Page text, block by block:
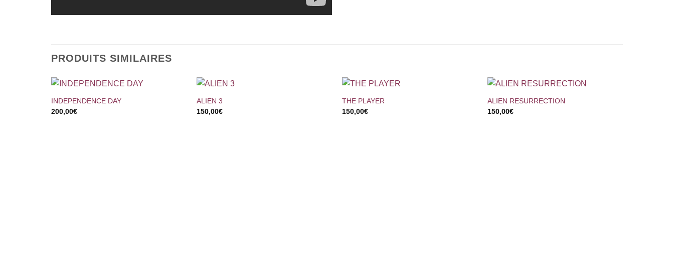
PRODUITS SIMILAIRES
+
INDEPENDENCE DAY
200,00€
+
ALIEN 3
150,00€
+
THE PLAYER
150,00€
+
ALIEN RESURRECTION
150,00€